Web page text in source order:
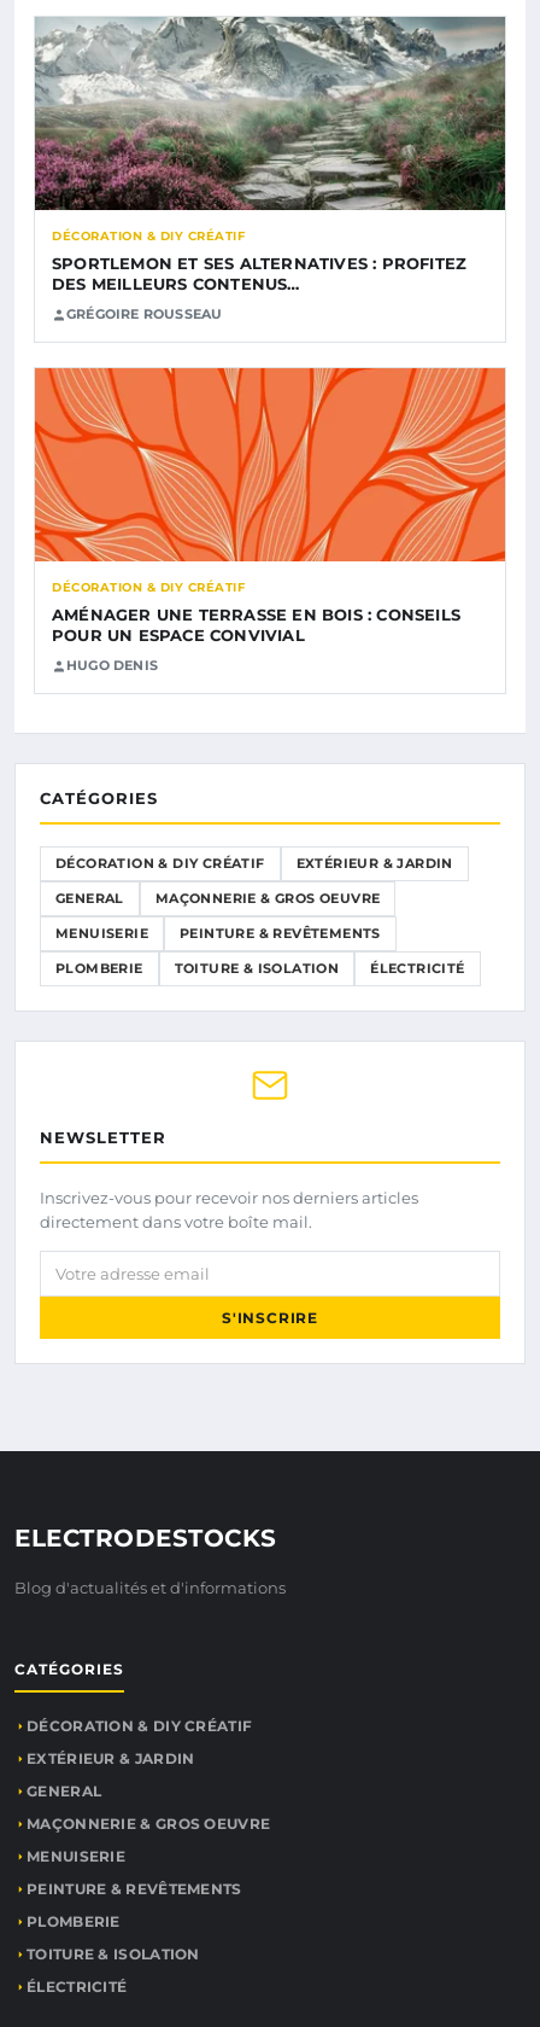
DÉCORATION & DIY CRÉATIF
SPORTLEMON ET SES ALTERNATIVES : PROFITEZ
DES MEILLEURS CONTENUS…
GRÉGOIRE ROUSSEAU
DÉCORATION & DIY CRÉATIF
AMÉNAGER UNE TERRASSE EN BOIS : CONSEILS
POUR UN ESPACE CONVIVIAL
HUGO DENIS
CATÉGORIES
DÉCORATION & DIY CRÉATIF EXTÉRIEUR & JARDIN
GENERAL MAÇONNERIE & GROS OEUVRE
MENUISERIE PEINTURE & REVÊTEMENTS
PLOMBERIE TOITURE & ISOLATION ÉLECTRICITÉ
NEWSLETTER
Inscrivez-vous pour recevoir nos derniers articles
directement dans votre boîte mail.
Votre adresse email
S'INSCRIRE
ELECTRODESTOCKS
Blog d'actualités et d'informations
CATÉGORIES
DÉCORATION & DIY CRÉATIF
EXTÉRIEUR & JARDIN
GENERAL
MAÇONNERIE & GROS OEUVRE
MENUISERIE
PEINTURE & REVÊTEMENTS
PLOMBERIE
TOITURE & ISOLATION
ÉLECTRICITÉ